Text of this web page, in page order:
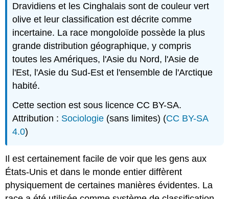
Dravidiens et les Cinghalais sont de couleur vert
olive et leur classification est décrite comme
incertaine. La race mongoloïde possède la plus
grande distribution géographique, y compris
toutes les Amériques, l'Asie du Nord, l'Asie de
l'Est, l'Asie du Sud-Est et l'ensemble de l'Arctique
habité.
Cette section est sous licence CC BY-SA.
Attribution : Sociologie (sans limites) (CC BY-SA
4.0)
Il est certainement facile de voir que les gens aux
États-Unis et dans le monde entier diffèrent
physiquement de certaines manières évidentes. La